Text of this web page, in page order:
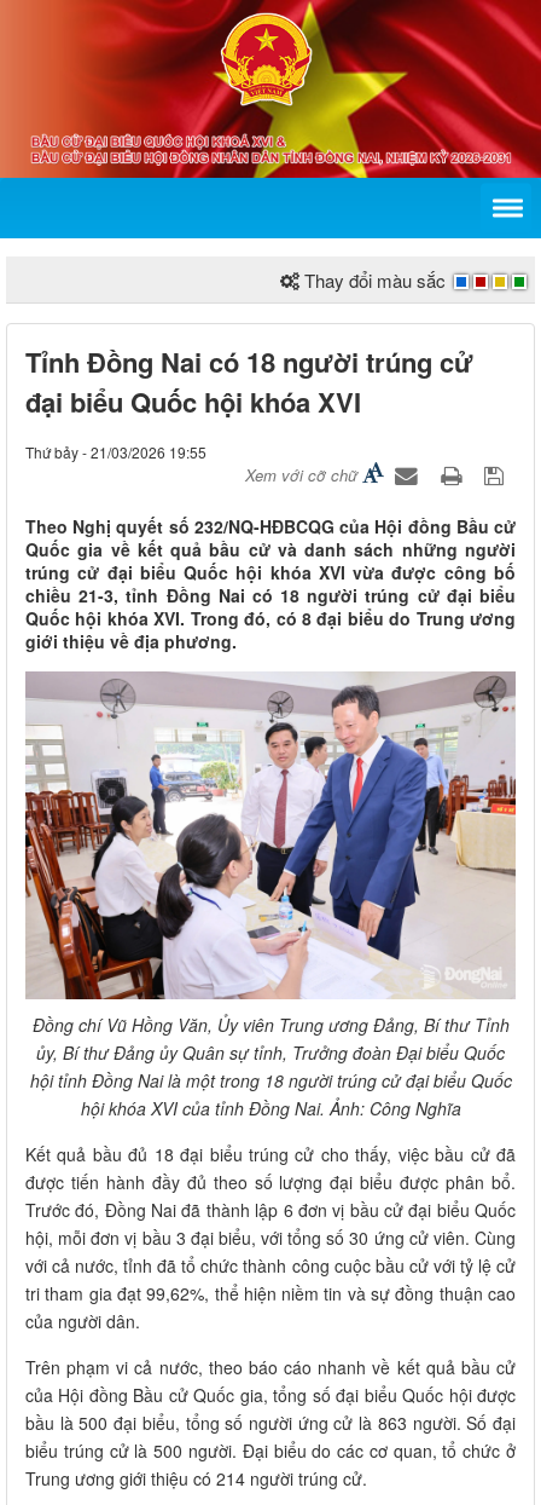
Thay đổi màu sắc
Tỉnh Đồng Nai có 18 người trúng cử
đại biểu Quốc hội khóa XVI
Thứ bảy - 21/03/2026 19:55
Xem với cỡ chữ
Theo Nghị quyết số 232/NQ-HĐBCQG của Hội đồng Bầu cử
Quốc gia về kết quả bầu cử và danh sách những người
trúng cử đại biểu Quốc hội khóa XVI vừa được công bố
chiều 21-3, tỉnh Đồng Nai có 18 người trúng cử đại biểu
Quốc hội khóa XVI. Trong đó, có 8 đại biểu do Trung ương
giới thiệu về địa phương.
Đồng chí Vũ Hồng Văn, Ủy viên Trung ương Đảng, Bí thư Tỉnh
ủy, Bí thư Đảng ủy Quân sự tỉnh, Trưởng đoàn Đại biểu Quốc
hội tỉnh Đồng Nai là một trong 18 người trúng cử đại biểu Quốc
hội khóa XVI của tỉnh Đồng Nai. Ảnh: Công Nghĩa
Kết quả bầu đủ 18 đại biểu trúng cử cho thấy, việc bầu cử đã
được tiến hành đầy đủ theo số lượng đại biểu được phân bổ.
Trước đó, Đồng Nai đã thành lập 6 đơn vị bầu cử đại biểu Quốc
hội, mỗi đơn vị bầu 3 đại biểu, với tổng số 30 ứng cử viên. Cùng
với cả nước, tỉnh đã tổ chức thành công cuộc bầu cử với tỷ lệ cử
tri tham gia đạt 99,62%, thể hiện niềm tin và sự đồng thuận cao
của người dân.
Trên phạm vi cả nước, theo báo cáo nhanh về kết quả bầu cử
của Hội đồng Bầu cử Quốc gia, tổng số đại biểu Quốc hội được
bầu là 500 đại biểu, tổng số người ứng cử là 863 người. Số đại
biểu trúng cử là 500 người. Đại biểu do các cơ quan, tổ chức ở
Trung ương giới thiệu có 214 người trúng cử.